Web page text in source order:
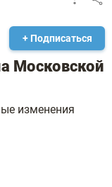
+ Подписаться
Московской
изменения